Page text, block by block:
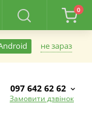
0
не зараз
097 642 62 62
Замовити дзвінок